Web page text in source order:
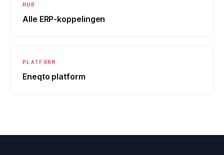
HUB
Alle ERP-koppelingen
PLATFORM
Eneqto platform